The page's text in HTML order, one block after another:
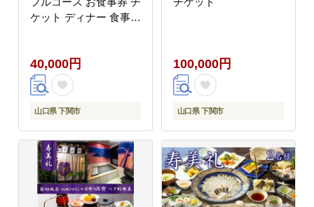
ケット ディナー 食事
口
40,000円
山口県 下関市
100,000円
山口県 下関市